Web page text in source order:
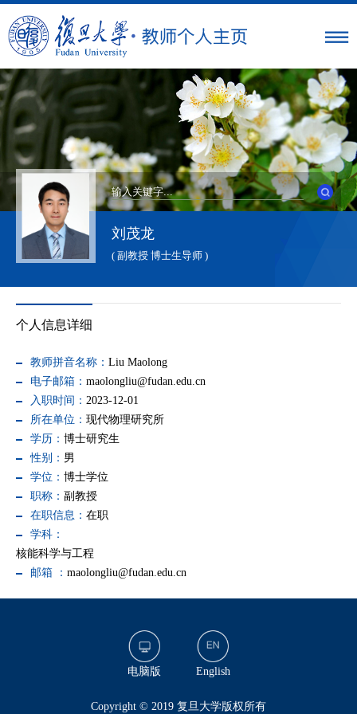
刘茂龙
( 副教授 博士生导师 )
个人信息详细
教师拼音名称： Liu Maolong
电子邮箱： maolongliu@fudan.edu.cn
入职时间： 2023-12-01
所在单位： 现代物理研究所
学历： 博士研究生
性别： 男
学位： 博士学位
职称： 副教授
在职信息： 在职
学科：
核能科学与工程
邮箱 ： maolongliu@fudan.edu.cn
电脑版 English
​Copyright © 2019 复旦大学版权所有